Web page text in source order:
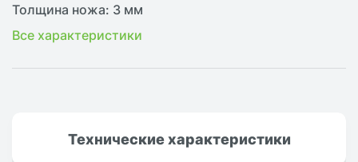
Толщина ножа: 3 мм
Все характеристики
Техническиехарактеристики